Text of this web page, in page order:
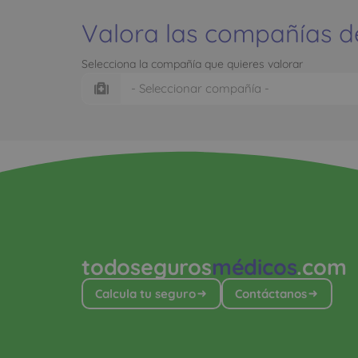
Valora las compañías
Selecciona la compañía que quieres valorar
todosegurosmédicos.com
Calcula tu seguro Contáctanos